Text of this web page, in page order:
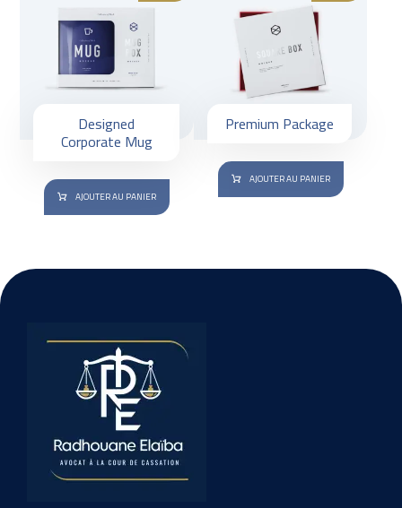
Designed
Corporate Mug
AJOUTER AU PANIER
Premium Package
AJOUTER AU PANIER